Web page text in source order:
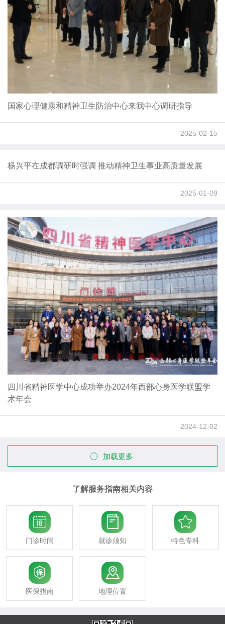
国家心理健康和精神卫生防治中心来我中心调研指导
2025-02-15
杨兴平在成都调研时强调 推动精神卫生事业高质量发展
2025-01-09
四川省精神医学中心成功举办2024年西部心身医学联盟学
术年会
2024-12-02
加载更多
了解服务指南相关内容

门诊时间

就诊须知

特色专科

医保指南

地理位置